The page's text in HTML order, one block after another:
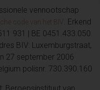
vennootschap
code van het BIV
. Erkend
931 | BE 0451.433.050
BIV: Luxemburgstraat,
27 september 2006
polisnr. 730.390.160
Beroepsinstituut van